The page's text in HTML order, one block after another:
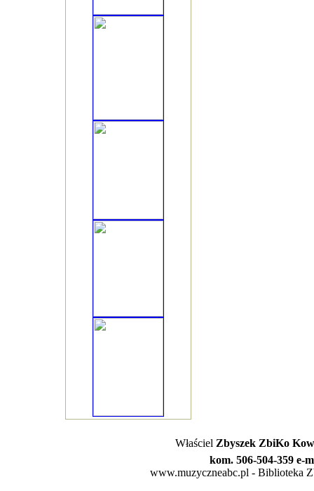
Właściel Zbyszek ZbiKo
kom. 506-504-359 e-
www.muzyczneabc.pl - Biblioteka